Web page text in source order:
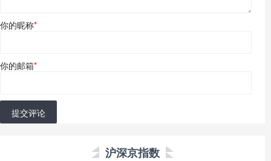
你的昵称*
你的邮箱*
提交评论
沪深京指数